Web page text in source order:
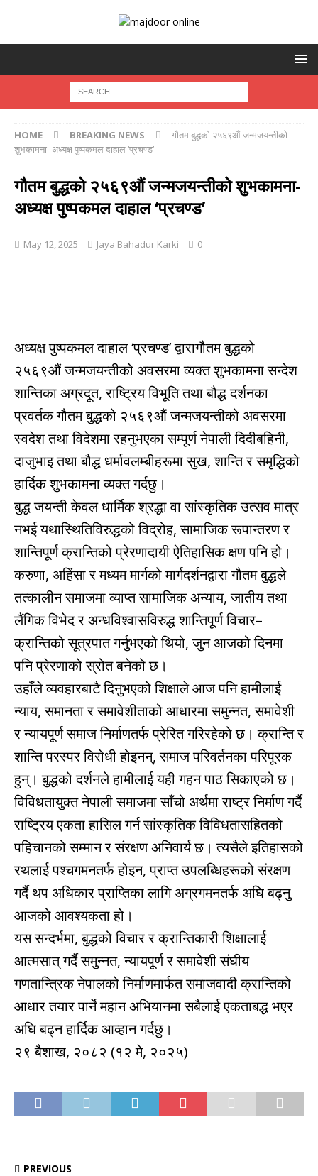
HOME BREAKING NEWS
गौतम बुद्धको २५६९औं जन्मजयन्तीको
शुभकामना- अध्यक्ष पुष्पकमल दाहाल ‘प्रचण्ड’
गौतम बुद्धको २५६९औं जन्मजयन्तीको शुभकामना-
अध्यक्ष पुष्पकमल दाहाल ‘प्रचण्ड’
May 12, 2025 Jaya Bahadur Karki 0
अध्यक्ष पुष्पकमल दाहाल ‘प्रचण्ड’ द्वारागौतम बुद्धको
२५६९औं जन्मजयन्तीको अवसरमा व्यक्त शुभकामना सन्देश
शान्तिका अग्रदूत, राष्ट्रिय विभूति तथा बौद्ध दर्शनका
प्रवर्तक गौतम बुद्धको २५६९औं जन्मजयन्तीको अवसरमा
स्वदेश तथा विदेशमा रहनुभएका सम्पूर्ण नेपाली दिदीबहिनी,
दाजुभाइ तथा बौद्ध धर्मावलम्बीहरूमा सुख, शान्ति र समृद्धिको
हार्दिक शुभकामना व्यक्त गर्दछु।
बुद्ध जयन्ती केवल धार्मिक श्रद्धा वा सांस्कृतिक उत्सव मात्र
नभई यथास्थितिविरुद्धको विद्रोह, सामाजिक रूपान्तरण र
शान्तिपूर्ण क्रान्तिको प्रेरणादायी ऐतिहासिक क्षण पनि हो।
करुणा, अहिंसा र मध्यम मार्गको मार्गदर्शनद्वारा गौतम बुद्धले
तत्कालीन समाजमा व्याप्त सामाजिक अन्याय, जातीय तथा
लैंगिक विभेद र अन्धविश्वासविरुद्ध शान्तिपूर्ण विचार–
क्रान्तिको सूत्रपात गर्नुभएको थियो, जुन आजको दिनमा
पनि प्रेरणाको स्रोत बनेको छ।
उहाँले व्यवहारबाटै दिनुभएको शिक्षाले आज पनि हामीलाई
न्याय, समानता र समावेशीताको आधारमा समुन्नत, समावेशी
र न्यायपूर्ण समाज निर्माणतर्फ प्रेरित गरिरहेको छ। क्रान्ति र
शान्ति परस्पर विरोधी होइनन्, समाज परिवर्तनका परिपूरक
हुन्। बुद्धको दर्शनले हामीलाई यही गहन पाठ सिकाएको छ।
विविधतायुक्त नेपाली समाजमा साँचो अर्थमा राष्ट्र निर्माण गर्दै
राष्ट्रिय एकता हासिल गर्न सांस्कृतिक विविधतासहितको
पहिचानको सम्मान र संरक्षण अनिवार्य छ। त्यसैले इतिहासको
रथलाई पश्चगमनतर्फ होइन, प्राप्त उपलब्धिहरूको संरक्षण
गर्दै थप अधिकार प्राप्तिका लागि अग्रगमनतर्फ अघि बढ्नु
आजको आवश्यकता हो।
यस सन्दर्भमा, बुद्धको विचार र क्रान्तिकारी शिक्षालाई
आत्मसात् गर्दै समुन्नत, न्यायपूर्ण र समावेशी संघीय
गणतान्त्रिक नेपालको निर्माणमार्फत समाजवादी क्रान्तिको
आधार तयार पार्ने महान अभियानमा सबैलाई एकताबद्ध भएर
अघि बढ्न हार्दिक आव्हान गर्दछु।
२९ बैशाख, २०८२ (१२ मे, २०२५)
PREVIOUS